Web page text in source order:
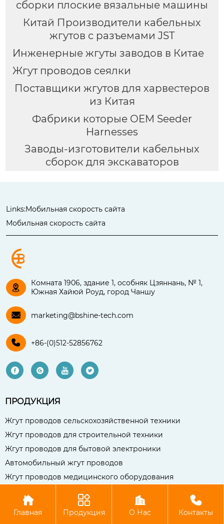
сборки плоские вязальные машины
Китай Производители кабельных
жгутов с разъемами JST
Инженерные жгуты заводов в Китае
Жгут проводов сеялки
Поставщики жгутов для харвестеров
из Китая
Фабрики которые OEM Seeder
Harnesses
Заводы-изготовители кабельных
сборок для экскаваторов
Links:Мобильная скорость сайта
Мобильная скорость сайта

Комната 1906, здание 1, особняк Цзяннань, № 1,
Южная Хайюй Роуд, город Чаншу
 marketing@bshine-tech.com
 +86-(0)512-52856762
   
ПРОДУКЦИЯ
Жгут проводов сельскохозяйственной техники
Жгут проводов для строительной техники
Жгут проводов для бытовой электроники
Автомобильный жгут проводов
Жгут проводов медицинского оборудования
Авторское право©Чаншу Бо Сянь Компания электронных
технологий, ООО

Главная

Продукция

О Нас

Контакты